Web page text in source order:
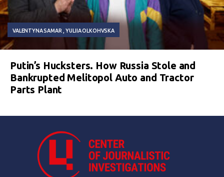
VALENTYNA SAMAR YULIIA OLKOHVSKA
Putin’s Hucksters. How Russia Stole and
Bankrupted Melitopol Auto and Tractor
Parts Plant